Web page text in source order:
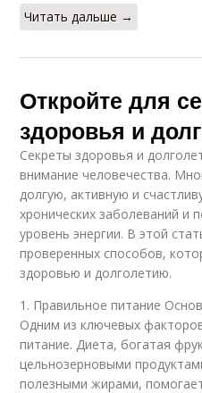
Читать дальше →
Откройте для
здоровья и
Секреты здоровья и
внимание человечества.
долгую, активную и
хронических заболеваний и
уровень энергии. В этой
проверенных способов,
здоровью и долголетию.
1. Правильное питание
Одним из ключевых
питание. Диета, богатая
цельнозерновыми
полезными жирами,